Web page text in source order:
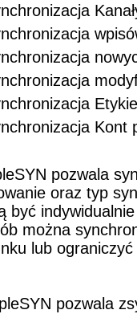
Kont
pozwala
oraz typ
być
można
lub
pozwala